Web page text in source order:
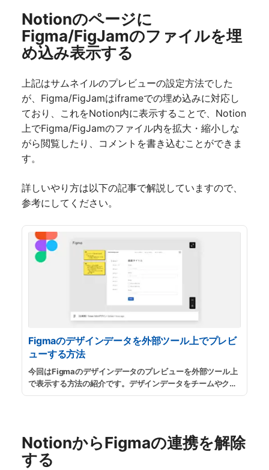
Notionのページに
Figma/FigJamのファイルを埋
め込み表示する
上記はサムネイルのプレビューの設定方法でした
が、Figma/FigJamはiframeでの埋め込みに対応し
ており、これをNotion内に表示することで、Notion
上でFigma/FigJamのファイル内を拡大・縮小しな
がら閲覧したり、コメントを書き込むことができま
す。
詳しいやり方は以下の記事で解説していますので、
参考にしてください。
Figmaのデザインデータを外部ツール上でプレビ
ューする方法
今回はFigmaのデザインデータのプレビューを外部ツール上
で表示する方法の紹介です。デザインデータをチームやクラ
イアントに共有する際に、タスク管理ツール上で直接プレビ
NotionからFigmaの連携を解除
する